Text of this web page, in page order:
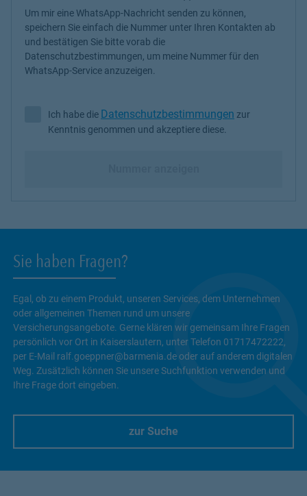
Um mir eine WhatsApp-Nachricht senden zu können,
speichern Sie einfach die Nummer unter Ihren Kontakten ab
und bestätigen Sie bitte vorab die
Datenschutzbestimmungen, um meine Nummer für den
WhatsApp-Service anzuzeigen.
Ich habe die Datenschutzbestimmungen zur Kenntnis
Ich habe die Datenschutzbestimmungen zur
Kenntnis genommen und akzeptiere diese.
Sie haben Fragen?
Egal, ob zu einem Produkt, unseren Services, dem Unternehmen
oder allgemeinen Themen rund um unsere
Versicherungsangebote. Gerne klären wir gemeinsam Ihre Fragen
persönlich vor Ort in Kaiserslautern, unter Telefon 01717472222,
per E-Mail ralf.goeppner@barmenia.de oder auf anderem digitalen
Weg. Zusätzlich können Sie unsere Suchfunktion verwenden und
Ihre Frage dort eingeben.
zur Suche